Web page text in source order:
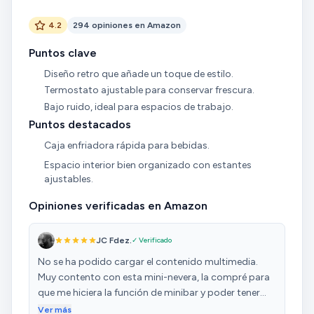
4.2 294 opiniones en Amazon
Puntos clave
Diseño retro que añade un toque de estilo.
Termostato ajustable para conservar frescura.
Bajo ruido, ideal para espacios de trabajo.
Puntos destacados
Caja enfriadora rápida para bebidas.
Espacio interior bien organizado con estantes
ajustables.
Opiniones verificadas en Amazon
JC Fdez.✓ Verificado
No se ha podido cargar el contenido multimedia.
Muy contento con esta mini-nevera, la compré para
que me hiciera la función de minibar y poder tener
bebidas fresquitas a mano cuando estoy
Ver más